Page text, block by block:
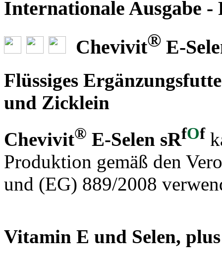
Internationale Ausgabe
Chevivit® E-
Flüssiges
und Zicklein
Chevivit® E-Selen sRfOf
Produktion gemäß den
und (EG) 889/2008
Vitamin E und Selen,